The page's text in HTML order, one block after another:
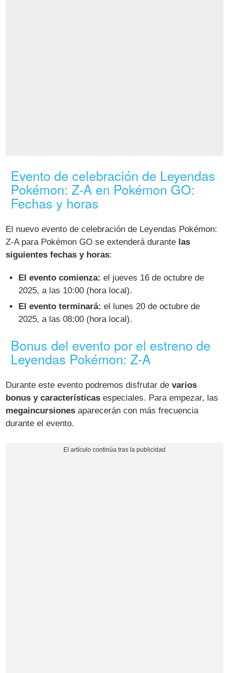
Evento de celebración de Leyendas
Pokémon: Z-A en Pokémon GO:
Fechas y horas
El nuevo evento de celebración de Leyendas Pokémon:
Z-A para Pokémon GO se extenderá durante las
siguientes fechas y horas:
El evento comienza: el jueves 16 de octubre de
2025, a las 10:00 (hora local).
El evento terminará: el lunes 20 de octubre de
2025, a las 08:00 (hora local).
Bonus del evento por el estreno de
Leyendas Pokémon: Z-A
Durante este evento podremos disfrutar devarios
bonus y características especiales. Para empezar, las
megaincursiones aparecerán con más frecuencia
durante el evento.